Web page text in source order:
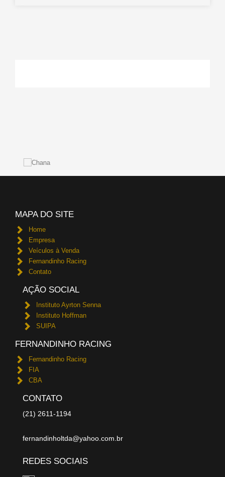
MAPA DO SITE
Home
Empresa
Veículos à Venda
Fernandinho Racing
Contato
AÇÃO SOCIAL
Instituto Ayrton Senna
Instituto Hoffman
SUIPA
FERNANDINHO RACING
Fernandinho Racing
FIA
CBA
CONTATO
(21) 2611-1194
fernandinholtda@yahoo.com.br
REDES SOCIAIS